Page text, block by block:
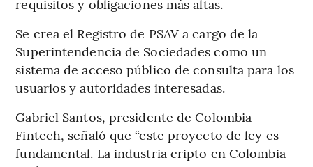
requisitos y obligaciones más altas.
Se crea el Registro de PSAV a cargo de la
Superintendencia de Sociedades como un
sistema de acceso público de consulta para los
usuarios y autoridades interesadas.
Gabriel Santos, presidente de Colombia
Fintech, señaló que “este proyecto de ley es
fundamental. La industria cripto en Colombia